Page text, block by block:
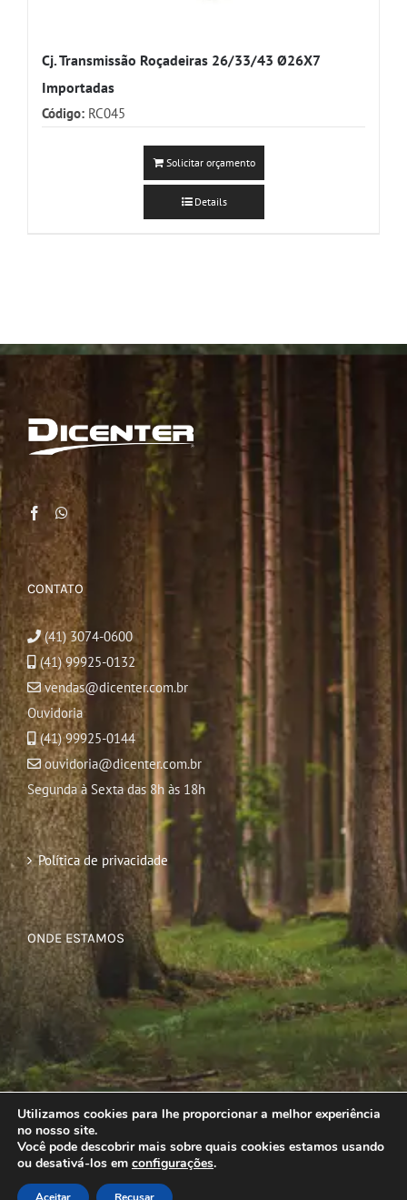
Cj. Transmissão Roçadeiras 26/33/43 Ø26X7
Importadas
Código: RC045
Solicitar orçamento
Details
CONTATO
(41) 3074-0600
(41) 99925-0132
vendas@dicenter.com.br
Ouvidoria
(41) 99925-0144
ouvidoria@dicenter.com.br
Segunda à Sexta das 8h às 18h
Política de privacidade
ONDE ESTAMOS
Utilizamos cookies para lhe proporcionar a melhor experiência
no nosso site.
Você pode descobrir mais sobre quais cookies estamos usando
ou desativá-los em configurações.